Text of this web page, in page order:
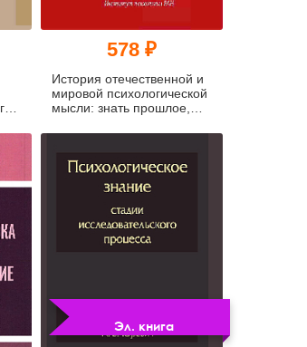
578 ₽
История отечественной и
мировой психологической
мысли: знать прошлое,
настоящее,
(pdf)
Эл. книга